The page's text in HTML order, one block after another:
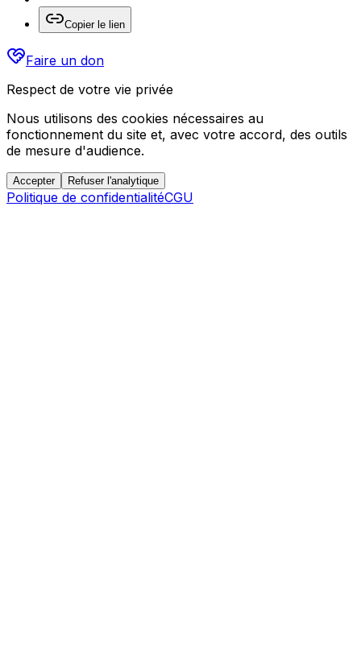
Copier le lien
Faire un don
Respect de votre vie privée
Nous utilisons des cookies nécessaires au
fonctionnement du site et, avec votre accord, des outils
de mesure d'audience.
Accepter Refuser l'analytique
Politique de confidentialitéCGU